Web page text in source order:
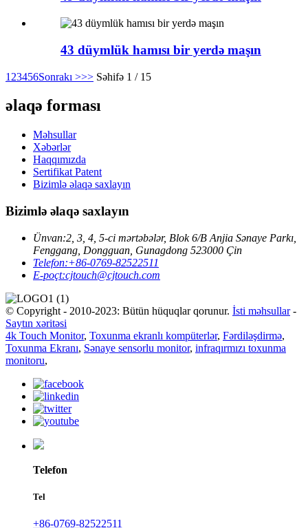
43 düymlük hamısı bir yerdə maşın
1 23456Sonrakı >>> Səhifə 1 / 15
əlaqə forması
Məhsullar
Xəbərlər
Haqqımızda
Sertifikat Patent
Bizimlə əlaqə saxlayın
Bizimlə əlaqə saxlayın
Ünvan:2, 3, 4, 5-ci mərtəbələr, Blok 6/B Anjia Sənaye Parkı,
Fenggang, Dongguan, Gunagdong 523000 Çin
Telefon:+86-0769-82522511
E-poçt:cjtouch@cjtouch.com
© Copyright - 2010-2023: Bütün hüquqlar qorunur. İsti məhsullar-
Saytın xəritəsi
4k Touch Monitor, Toxunma ekranlı kompüterlər, Fərdiləşdirmə,
Toxunma Ekranı, Sənaye sensorlu monitor, infraqırmızı toxunma
monitoru,
Telefon
Tel
+86-0769-82522511